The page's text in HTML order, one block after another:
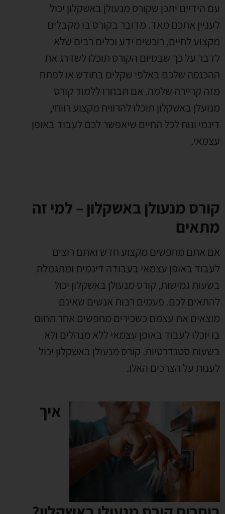
עם הידיים יתכן שקורס מנעולן באשקלון יכול
לעניין אתכם מאד. מדובר בקורס בו מקבלים
מקצוע לחיים, רוכשים ידע וכלים רבים שלא
לדבר על כך שבסיום הקורס תוכלו לשדרג את
ההכנסה שלכם באלפי שקלים בחודש או לפתח
מזה קריירה שלמה. אם תבחרו ללמוד קורס
מנועלן באשקלון תוכלו להרוויח מקצוע רווחי,
דינמי ונוח לכל החיים שיאפשר לכם לעבוד באופן
עצמאי.
קורס מנעולן באשקלון – למי זה
מתאים
אם אתם מחפשים מקצוע חדש ואתם רוצים
לעבוד באופן עצמאי בעבודה דינמית ומתגמלת
בשעות גמישות, קורס מנעולן באשקלון יכול
להתאים לכם. פעמים רבות אנשים שאינם
מוצאים את עצמם כשכירים מחפשים אחר תחום
בו יוכלו לעבוד באופן עצמאי ללא מנהלים ולא
בשעות סטנדרטיות. קורס מנעולן באשקלון יכול
לענות על הצרכים האלו.
איך